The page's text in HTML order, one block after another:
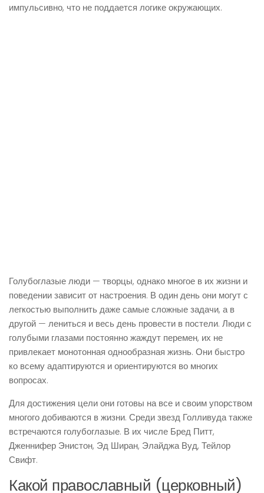
импульсивно, что не поддается логике окружающих.
Голубоглазые люди — творцы, однако многое в их жизни и
поведении зависит от настроения. В один день они могут с
легкостью выполнить даже самые сложные задачи, а в
другой — лениться и весь день провести в постели. Люди с
голубыми глазами постоянно жаждут перемен, их не
привлекает монотонная однообразная жизнь. Они быстро
ко всему адаптируются и ориентируются во многих
вопросах.
Для достижения цели они готовы на все и своим упорством
многого добиваются в жизни. Среди звезд Голливуда также
встречаются голубоглазые. В их числе Бред Питт,
Дженнифер Энистон, Эд Ширан, Элайджа Вуд, Тейлор
Свифт.
Какой православный (церковный)